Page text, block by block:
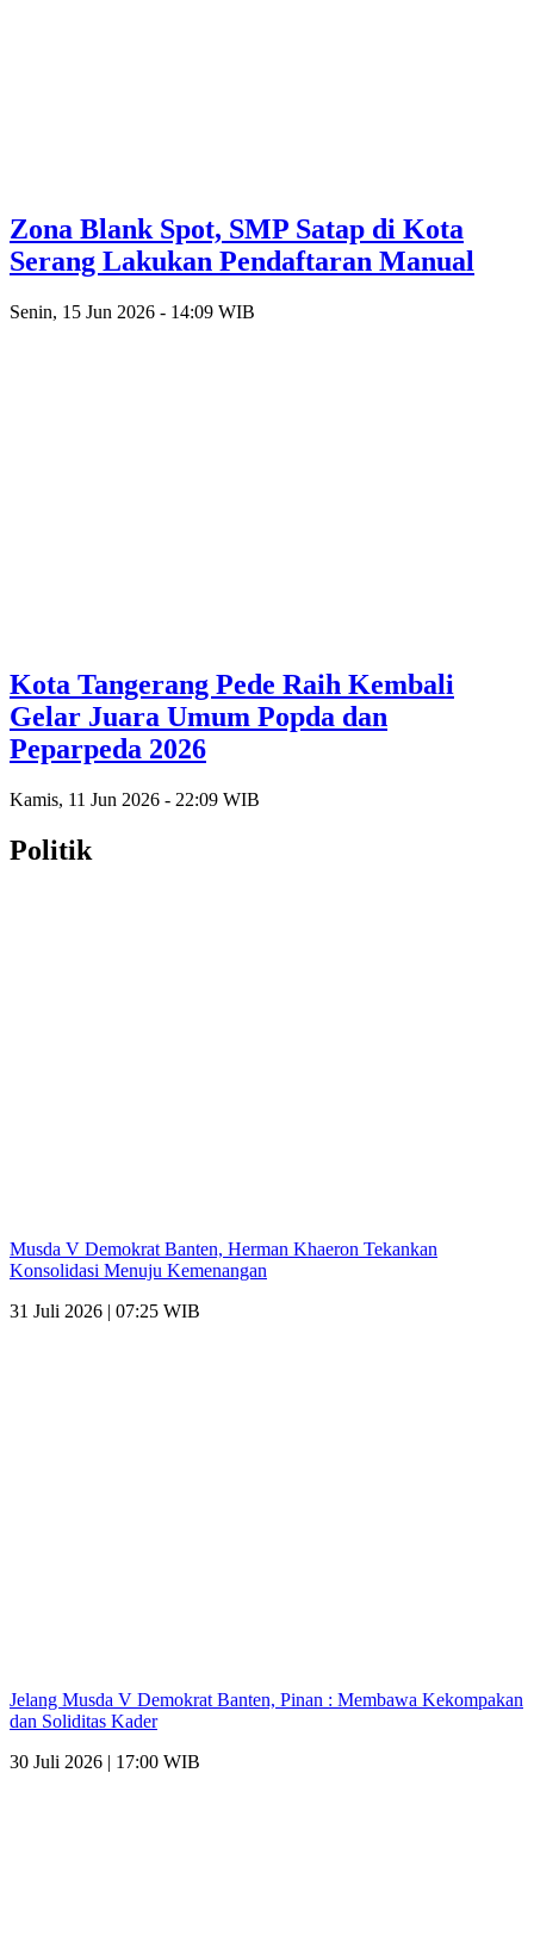
Zona Blank Spot, SMP Satap di Kota
Serang Lakukan Pendaftaran Manual
Senin, 15 Jun 2026 - 14:09 WIB
Kota Tangerang Pede Raih Kembali
Gelar Juara Umum Popda dan
Peparpeda 2026
Kamis, 11 Jun 2026 - 22:09 WIB
Politik
Musda V Demokrat Banten, Herman Khaeron Tekankan
Konsolidasi Menuju Kemenangan
31 Juli 2026 | 07:25 WIB
Jelang Musda V Demokrat Banten, Pinan : Membawa Kekompakan
dan Soliditas Kader
30 Juli 2026 | 17:00 WIB